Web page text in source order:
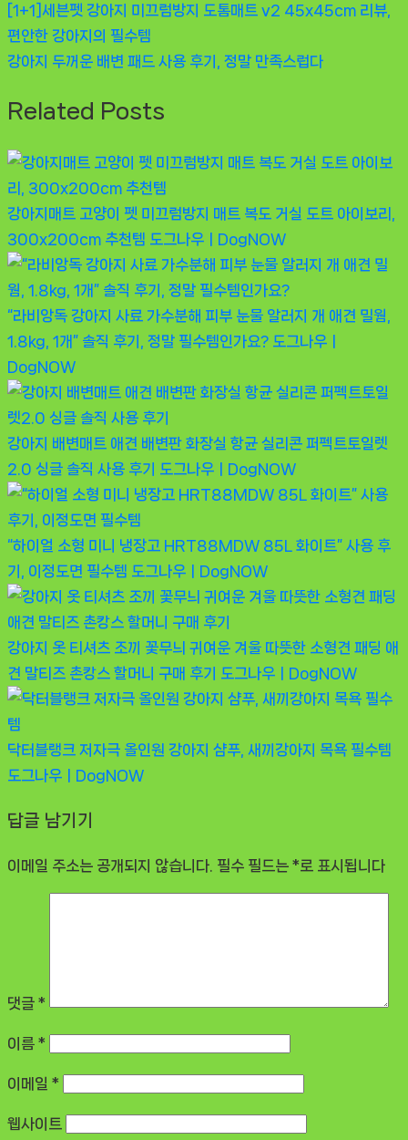
글
탐
Previous
Post:
[1+1]세븐펫 강아지 미끄럼방지 도톰매트 v2 45x45cm 리뷰,
편안한 강아지의 필수템
Next
강아지 두꺼운 배변 패드 사용 후기, 정말 만족스럽다
Related Posts
강아지매트 고양이 펫 미끄럼방지 매트 복도 거실 도트 아이보리,
300x200cm 추천템 도그나우ㅣDogNOW
“라비앙독 강아지 사료 가수분해 피부 눈물 알러지 개 애견 밀웜,
1.8kg, 1개” 솔직 후기, 정말 필수템인가요? 도그나우ㅣ
DogNOW
강아지 배변매트 애견 배변판 화장실 항균 실리콘 퍼펙트토일렛
2.0 싱글 솔직 사용 후기
도그나우ㅣDogNOW
“하이얼 소형 미니 냉장고 HRT88MDW 85L 화이트” 사용 후
기, 이정도면 필수템 도그나우ㅣDogNOW
강아지 옷 티셔츠 조끼 꽃무늬 귀여운 겨울 따뜻한 소형견 패딩 애
견 말티즈 촌캉스 할머니 구매 후기
도그나우ㅣDogNOW
닥터블랭크 저자극 올인원 강아지 샴푸, 새끼강아지 목욕 필수템
도그나우ㅣDogNOW
답글 남기기
이메일 주소는 공개되지 않습니다. 필수 필드는 *로 표시됩니다
댓글 *
이름 *
이메일 *
웹사이트